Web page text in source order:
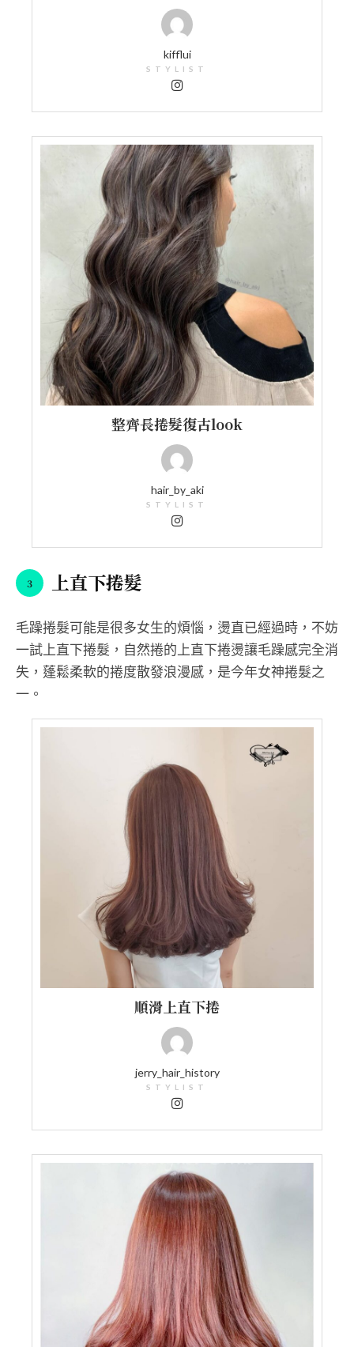
kifflui
STYLIST
整齊長捲髮復古look
hair_by_aki
STYLIST
上直下捲髮
毛躁捲髮可能是很多女生的煩惱，燙直已經過時，不妨
一試上直下捲髮，自然捲的上直下捲燙讓毛躁感完全消
失，蓬鬆柔軟的捲度散發浪漫感，是今年女神捲髮之
一。
順滑上直下捲
jerry_hair_history
STYLIST